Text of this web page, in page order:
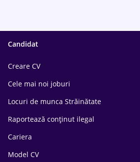
Candidat
Creare CV
Cele mai noi joburi
Locuri de munca Străinătate
Raportează conținut ilegal
Cariera
Model CV